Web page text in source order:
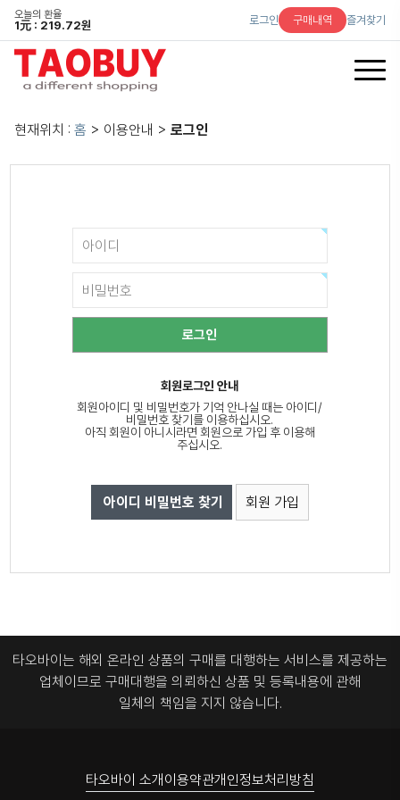
오늘의 환율
1元 : 219.72원 로그인 구매내역 즐겨찾기
현재위치 : 홈 > 이용안내 > 로그인
회원로그인 안내
회원아이디 및 비밀번호가 기억 안나실 때는 아이디/
비밀번호 찾기를 이용하십시오.
아직 회원이 아니시라면 회원으로 가입 후 이용해
주십시오.
아이디 비밀번호 찾기 회원 가입
타오바이는 해외 온라인 상품의 구매를 대행하는 서비스를 제공하는
업체이므로 구매대행을 의뢰하신 상품 및 등록내용에 관해
일체의 책임을 지지 않습니다.
타오바이 소개이용약관개인정보처리방침